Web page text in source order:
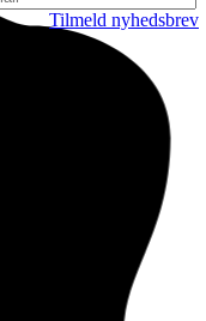
Tilmeld nyhedsbrev